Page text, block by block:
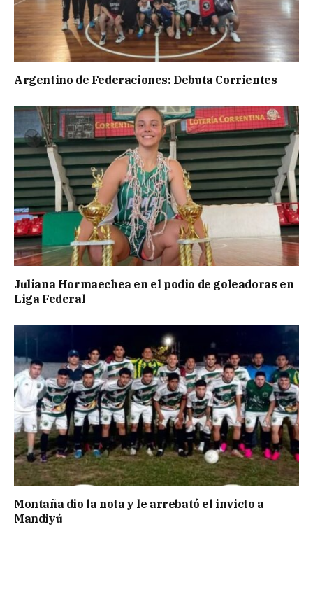
Argentino de Federaciones: Debuta Corrientes
Juliana Hormaechea en el podio de goleadoras en
Liga Federal
Montaña dio la nota y le arrebató el invicto a
Mandiyú